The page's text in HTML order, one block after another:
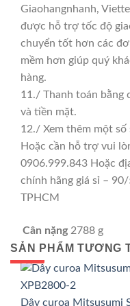
Giaohangnhanh,
được hỗ trợ tốc độ
chuyển tốt hơn các
mềm hơn giúp quý
hàng.
11./ Thanh toán bằng
và tiền mặt.
12./ Xem thêm một số
Hoặc cần hỗ trợ vui
0906.999.843 Hoặc
chính hãng giá sỉ –
TPHCM
Cân nặng 2788 g
SẢN PHẨM TƯƠNG
GIÁ TỐT
GIÁ SỈ
Dây curoa Mitsusumi